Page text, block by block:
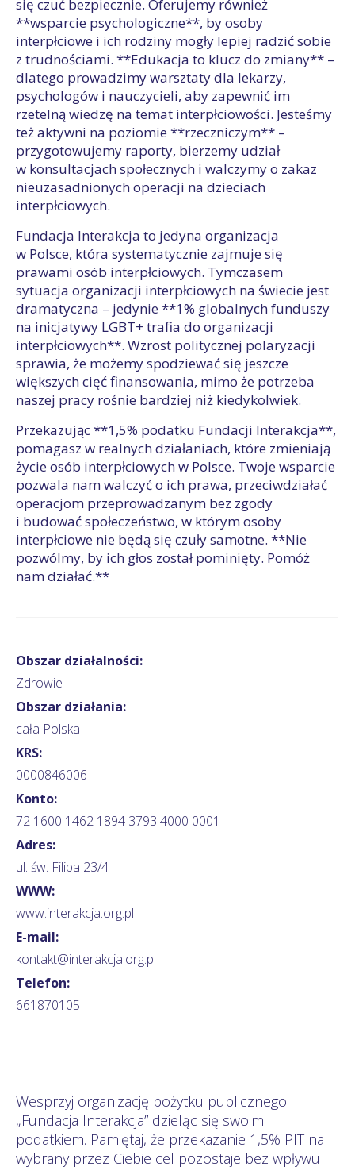
się czuć bezpiecznie. Oferujemy również
**wsparcie psychologiczne**, by osoby
interpłciowe i ich rodziny mogły lepiej radzić sobie
z trudnościami. **Edukacja to klucz do zmiany** –
dlatego prowadzimy warsztaty dla lekarzy,
psychologów i nauczycieli, aby zapewnić im
rzetelną wiedzę na temat interpłciowości. Jesteśmy
też aktywni na poziomie **rzeczniczym** –
przygotowujemy raporty, bierzemy udział
w konsultacjach społecznych i walczymy o zakaz
nieuzasadnionych operacji na dzieciach
interpłciowych.
Fundacja Interakcja to jedyna organizacja
w Polsce, która systematycznie zajmuje się
prawami osób interpłciowych. Tymczasem
sytuacja organizacji interpłciowych na świecie jest
dramatyczna – jedynie **1% globalnych funduszy
na inicjatywy LGBT+ trafia do organizacji
interpłciowych**. Wzrost politycznej polaryzacji
sprawia, że możemy spodziewać się jeszcze
większych cięć finansowania, mimo że potrzeba
naszej pracy rośnie bardziej niż kiedykolwiek.
Przekazując **1,5% podatku Fundacji Interakcja**,
pomagasz w realnych działaniach, które zmieniają
życie osób interpłciowych w Polsce. Twoje wsparcie
pozwala nam walczyć o ich prawa, przeciwdziałać
operacjom przeprowadzanym bez zgody
i budować społeczeństwo, w którym osoby
interpłciowe nie będą się czuły samotne. **Nie
pozwólmy, by ich głos został pominięty. Pomóż
nam działać.**
Obszar działalności:
Zdrowie
Obszar działania:
cała Polska
KRS:
0000846006
Konto:
72 1600 1462 1894 3793 4000 0001
Adres:
ul. św. Filipa 23/4
WWW:
www.interakcja.org.pl
E-mail:
kontakt@interakcja.org.pl
Telefon:
661870105
Wesprzyj organizację pożytku publicznego
„Fundacja Interakcja” dzieląc się swoim
podatkiem. Pamiętaj, że przekazanie 1,5% PIT na
wybrany przez Ciebie cel pozostaje bez wpływu